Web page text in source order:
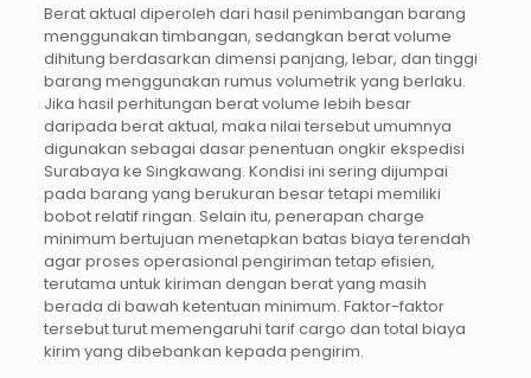
Berat aktual diperoleh dari hasil penimbangan barang
menggunakan timbangan, sedangkan berat volume
dihitung berdasarkan dimensi panjang, lebar, dan tinggi
barang menggunakan rumus volumetrik yang berlaku.
Jika hasil perhitungan berat volume lebih besar
daripada berat aktual, maka nilai tersebut umumnya
digunakan sebagai dasar penentuan ongkir ekspedisi
Surabaya ke Singkawang. Kondisi ini sering dijumpai
pada barang yang berukuran besar tetapi memiliki
bobot relatif ringan. Selain itu, penerapan charge
minimum bertujuan menetapkan batas biaya terendah
agar proses operasional pengiriman tetap efisien,
terutama untuk kiriman dengan berat yang masih
berada di bawah ketentuan minimum. Faktor-faktor
tersebut turut memengaruhi tarif cargo dan total biaya
kirim yang dibebankan kepada pengirim.